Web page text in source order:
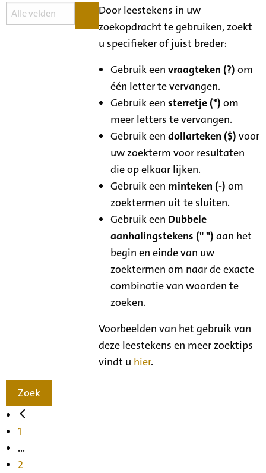
Door leestekens in uw
zoekopdracht te gebruiken, zoekt
u specifieker of juist breder:
Gebruik eenvraagteken (?) om
één letter te vervangen.
Gebruik eensterretje (*) om
meer letters te vervangen.
Gebruik eendollarteken ($) voor
uw zoekterm voor resultaten
die op elkaar lijken.
Gebruik een minteken (-) om
zoektermen uit te sluiten.
Gebruik een Dubbele
aanhalingstekens (" ") aan het
begin en einde van uw
zoektermen om naar de exacte
combinatie van woorden te
zoeken.
Voorbeelden van het gebruik van
deze leestekens en meer zoektips
vindt u hier.
Zoek
1
...
2